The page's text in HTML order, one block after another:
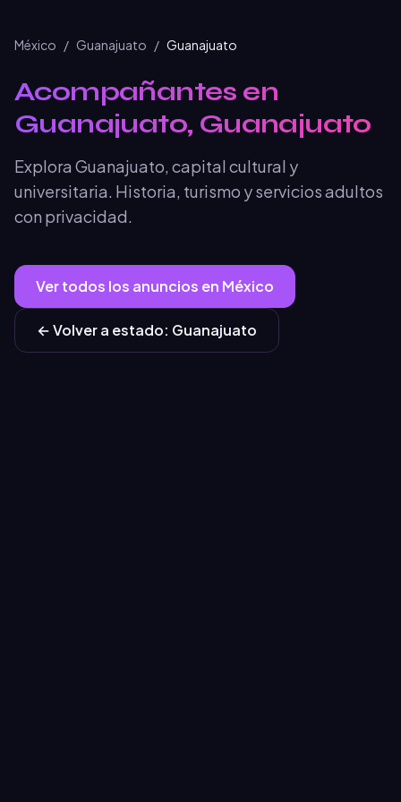
México / Guanajuato / Guanajuato
Acompañantes en
Guanajuato, Guanajuato
Explora Guanajuato, capital cultural y
universitaria. Historia, turismo y servicios adultos
con privacidad.
Ver todos los anuncios en México
← Volver a estado: Guanajuato